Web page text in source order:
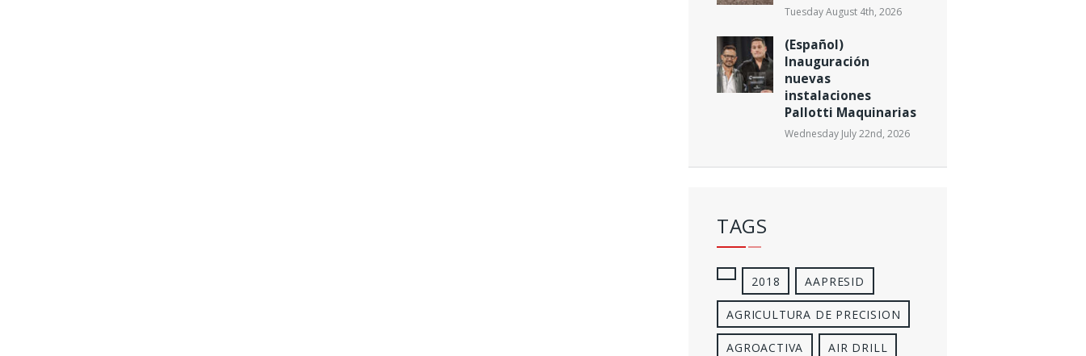
Tuesday August 4th, 2026
(Español)
Inauguración
nuevas
instalaciones
Pallotti Maquinarias
Wednesday July 22nd, 2026
TAGS
2018 AAPRESID
AGRICULTURA DE PRECISION
AGROACTIVA AIR DRILL